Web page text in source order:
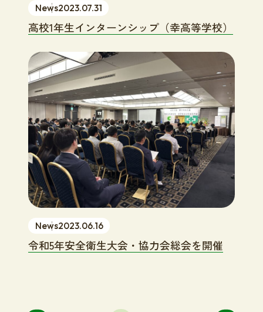
News2023.07.31
高校1年生インターンシップ（幸高等学校）
News2023.06.16
令和5年安全衛生大会・協力会総会を開催